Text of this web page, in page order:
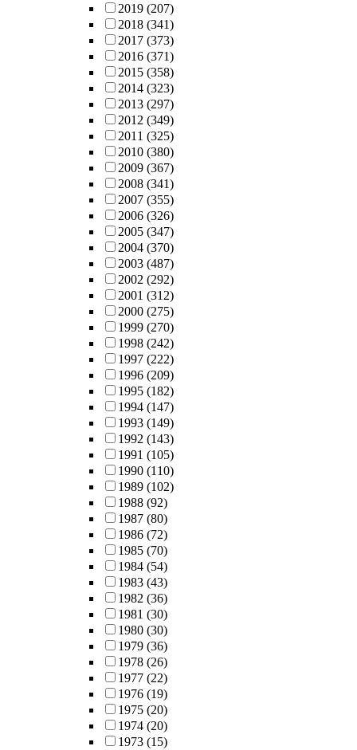
2019 (207)
2018 (341)
2017 (373)
2016 (371)
2015 (358)
2014 (323)
2013 (297)
2012 (349)
2011 (325)
2010 (380)
2009 (367)
2008 (341)
2007 (355)
2006 (326)
2005 (347)
2004 (370)
2003 (487)
2002 (292)
2001 (312)
2000 (275)
1999 (270)
1998 (242)
1997 (222)
1996 (209)
1995 (182)
1994 (147)
1993 (149)
1992 (143)
1991 (105)
1990 (110)
1989 (102)
1988 (92)
1987 (80)
1986 (72)
1985 (70)
1984 (54)
1983 (43)
1982 (36)
1981 (30)
1980 (30)
1979 (36)
1978 (26)
1977 (22)
1976 (19)
1975 (20)
1974 (20)
1973 (15)